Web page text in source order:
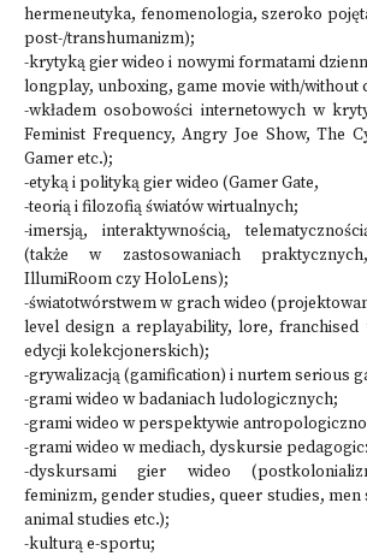
hermeneutyka, fenomenologia, szeroko
post-/transhumanizm);
-krytyką gier wideo i nowymi formatami
longplay, unboxing, game movie with/without
-wkładem osobowości internetowych w
Feminist Frequency, Angry Joe Show, The
Gamer etc.);
-etyką i polityką gier wideo (Gamer Gate,
-teorią i filozofią światów wirtualnych;
-imersją, interaktywnością,
(także w zastosowaniach
IllumiRoom czy HoloLens);
-światotwórstwem w grach wideo
level design a replayability, lore, franchised
edycji kolekcjonerskich);
-grywalizacją (gamification) i nurtem serious
-grami wideo w badaniach ludologicznych;
-grami wideo w perspektywie
-grami wideo w mediach, dyskursie
-dyskursami gier wideo
feminizm, gender studies, queer studies,
animal studies etc.);
-kulturą e-sportu;